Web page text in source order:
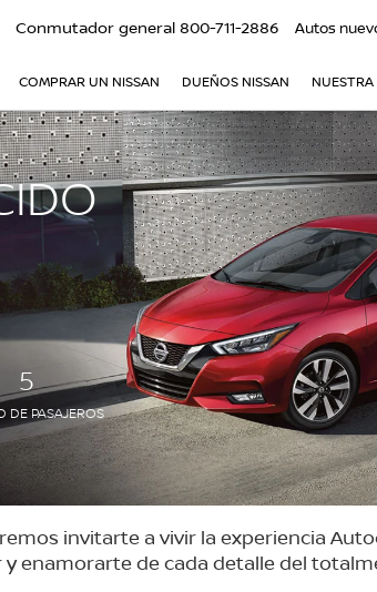
Conmutador general 800-711-2886 Autos
COMPRAR UN NISSAN DUEÑOS NISSAN
5
DE PASAJEROS
invitarte a vivir la experiencia
enamorarte de cada detalle del